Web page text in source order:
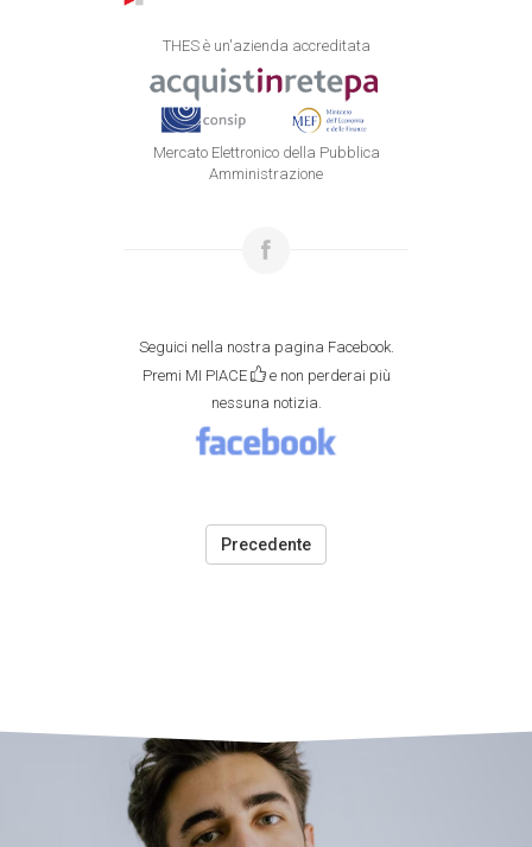
THES è un'azienda accreditata
Mercato Elettronico della Pubblica
Amministrazione
Seguici nella nostra pagina Facebook.
Premi MI PIACE
e non perderai più
nessuna notizia.
Precedente